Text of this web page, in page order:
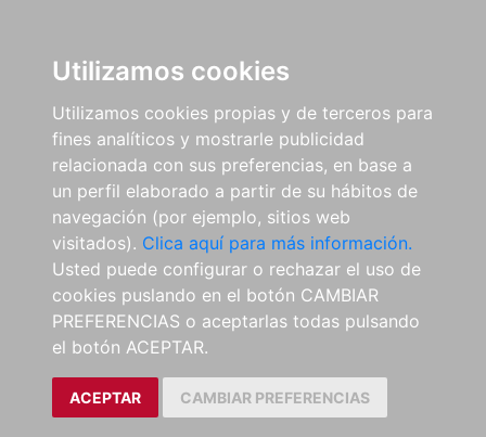
Utilizamos cookies
Utilizamos cookies propias y de terceros para
fines analíticos y mostrarle publicidad
relacionada con sus preferencias, en base a
un perfil elaborado a partir de su hábitos de
navegación (por ejemplo, sitios web
visitados). Clica aquí para más información.
Usted puede configurar o rechazar el uso de
cookies puslando en el botón CAMBIAR
PREFERENCIAS o aceptarlas todas pulsando
el botón ACEPTAR.
ACEPTAR CAMBIAR PREFERENCIAS